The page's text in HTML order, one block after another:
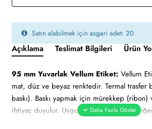
Satın alabilmek için asgari adet: 20
Açıklama Teslimat Bilgileri Ürün
95 mm Yuvarlak Vellum Etiket: Vellum
mat, düz ve beyaz renktedir. Termal trasfer
baskı). Baskı yapmak için mürekkep
ihtiyaç duyulur. Uygun nem ve sıcaklık